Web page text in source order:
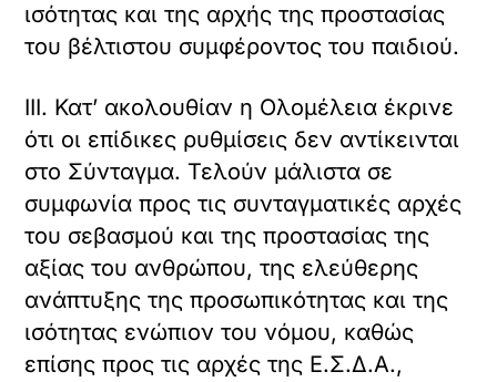
ισότητας και της αρχής της προστασίας
του βέλτιστου συμφέροντος του παιδιού.
ΙΙΙ. Κατ’ ακολουθίαν η Ολομέλεια έκρινε
ότι οι επίδικες ρυθμίσεις δεν αντίκεινται
στo Σύνταγμα. Τελούν μάλιστα σε
συμφωνία προς τις συνταγματικές αρχές
του σεβασμού και της προστασίας της
αξίας του ανθρώπου, της ελεύθερης
ανάπτυξης της προσωπικότητας και της
ισότητας ενώπιον του νόμου, καθώς
επίσης προς τις αρχές της Ε.Σ.Δ.Α.,